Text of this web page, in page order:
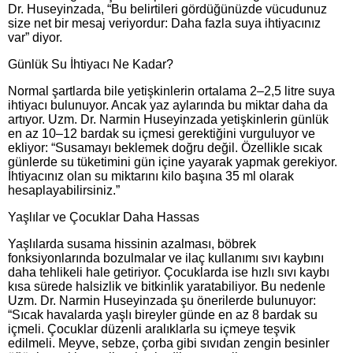
Dr. Huseyinzada, “Bu belirtileri gördüğünüzde vücudunuz
size net bir mesaj veriyordur: Daha fazla suya ihtiyacınız
var” diyor.
Günlük Su İhtiyacı Ne Kadar?
Normal şartlarda bile yetişkinlerin ortalama 2–2,5 litre suya
ihtiyacı bulunuyor. Ancak yaz aylarında bu miktar daha da
artıyor. Uzm. Dr. Narmin Huseyinzada yetişkinlerin günlük
en az 10–12 bardak su içmesi gerektiğini vurguluyor ve
ekliyor: “Susamayı beklemek doğru değil. Özellikle sıcak
günlerde su tüketimini gün içine yayarak yapmak gerekiyor.
İhtiyacınız olan su miktarını kilo başına 35 ml olarak
hesaplayabilirsiniz.”
Yaşlılar ve Çocuklar Daha Hassas
Yaşlılarda susama hissinin azalması, böbrek
fonksiyonlarında bozulmalar ve ilaç kullanımı sıvı kaybını
daha tehlikeli hale getiriyor. Çocuklarda ise hızlı sıvı kaybı
kısa sürede halsizlik ve bitkinlik yaratabiliyor. Bu nedenle
Uzm. Dr. Narmin Huseyinzada şu önerilerde bulunuyor:
“Sıcak havalarda yaşlı bireyler günde en az 8 bardak su
içmeli. Çocuklar düzenli aralıklarla su içmeye teşvik
edilmeli. Meyve, sebze, çorba gibi sıvıdan zengin besinler